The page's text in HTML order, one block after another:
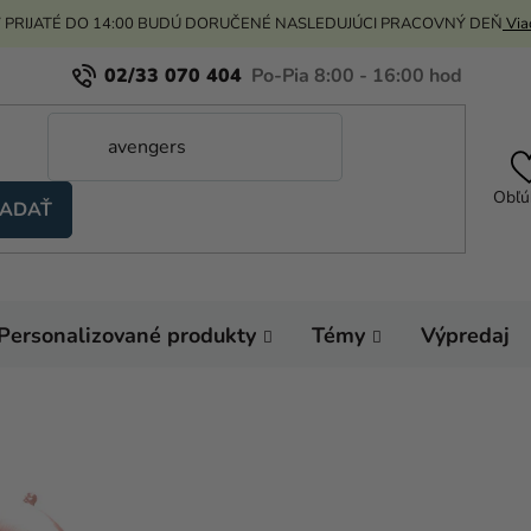
PRIJATÉ DO 14:00 BUDÚ DORUČENÉ NASLEDUJÚCI PRACOVNÝ DEŇ
02/33 070 404
produkty Témy Výpredaj